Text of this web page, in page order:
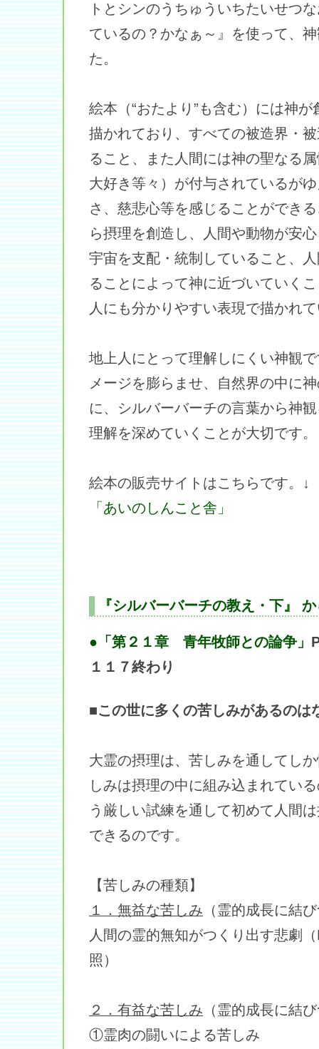
トとシンのうちゅういちたいせつ
ているの？かなぁ～』を使って、
た。
絵本（“おたより”も含む）には神
描かれており、すべての被造界・
ること、また人間には神の聖なる
大好き等々）が付与されているが
さ、慈悲心等を感じることができ
ら摂理を創造し、人間や動物が安
宇宙を支配・統制していること、
ることによって神に近づいていく
人にも分かりやすい表現で描かれ
地上人にとって理解しにくい神観
メージを膨らませ、自然界の中に
に、シルバーバーチの言葉から神
理解を深めていくことが大切です。
絵本の販売サイトはこちらです。↓
「あいのしんこと舎」
『シルバーバーチの教え・下』
●「第２１章 青年牧師との論争」
１１７終わり
■この世に多くの苦しみがあるのは
大霊の摂理は、苦しみを通してし
しみは摂理の中に組み込まれてい
う厳しい試練を通して初めて人間
できるのです。
【苦しみの種類】
１．無益な苦しみ （霊的成長に結
人間の霊的無知がつくり出す悲劇
照）
２．有益な苦しみ （霊的成長に結
①霊肉の闘いによる苦しみ